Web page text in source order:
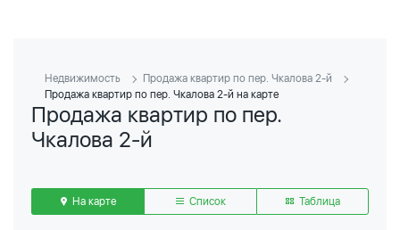
Недвижимость
Продажа квартир по пер. Чкалова 2-й
Продажа квартир по пер. Чкалова 2-й на карте
Продажа квартир по пер.
Чкалова 2-й
На карте Список Таблица